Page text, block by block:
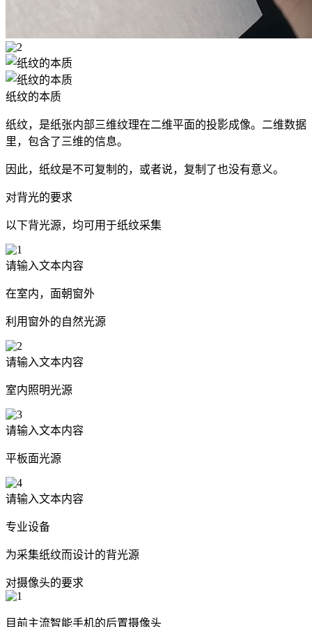
纸纹的本质
纸纹，是纸张内部三维纹理在二维平面的投影成像。二维数据
里，包含了三维的信息。
因此，纸纹是不可复制的，或者说，复制了也没有意义。
对背光的要求
以下背光源，均可用于纸纹采集
请输入文本内容
在室内，面朝窗外
利用窗外的自然光源
请输入文本内容
室内照明光源
请输入文本内容
平板面光源
请输入文本内容
专业设备
为采集纸纹而设计的背光源
对摄像头的要求
目前主流智能手机的后置摄像头